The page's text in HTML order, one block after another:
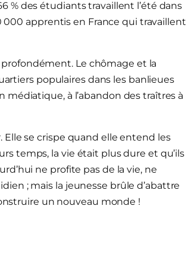
% des étudiants travaillent l’été dans
000 apprentis en France qui travaillent
profondément. Le chômage et la
populaires dans les banlieues
à l’abandon des traîtres à
Elle se crispe quand elle entend les
temps, la vie était plus dure et qu’ils
ne profite pas de la vie, ne
; mais la jeunesse brûle d’abattre
un nouveau monde !